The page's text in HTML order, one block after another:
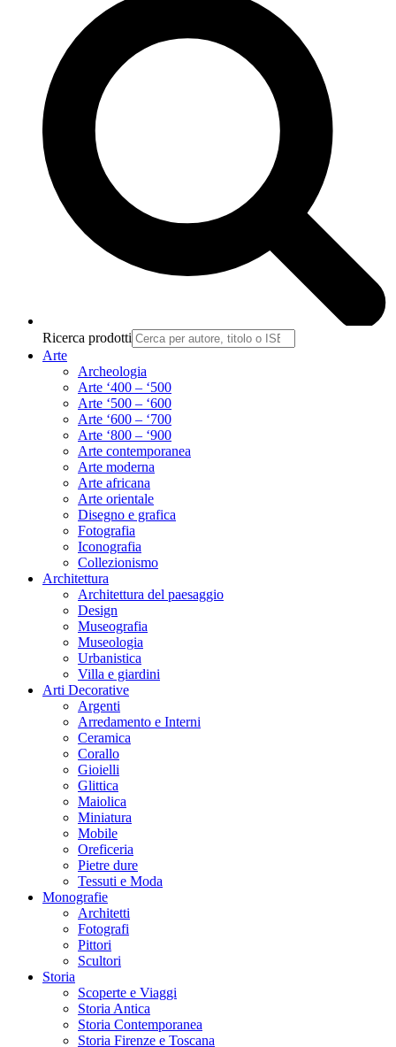
Ricerca prodotti
Arte
Archeologia
Arte ‘400 – ‘500
Arte ‘500 – ‘600
Arte ‘600 – ‘700
Arte ‘800 – ‘900
Arte contemporanea
Arte moderna
Arte africana
Arte orientale
Disegno e grafica
Fotografia
Iconografia
Collezionismo
Architettura
Architettura del paesaggio
Design
Museografia
Museologia
Urbanistica
Villa e giardini
Arti Decorative
Argenti
Arredamento e Interni
Ceramica
Corallo
Gioielli
Glittica
Maiolica
Miniatura
Mobile
Oreficeria
Pietre dure
Tessuti e Moda
Monografie
Architetti
Fotografi
Pittori
Scultori
Storia
Scoperte e Viaggi
Storia Antica
Storia Contemporanea
Storia Firenze e Toscana